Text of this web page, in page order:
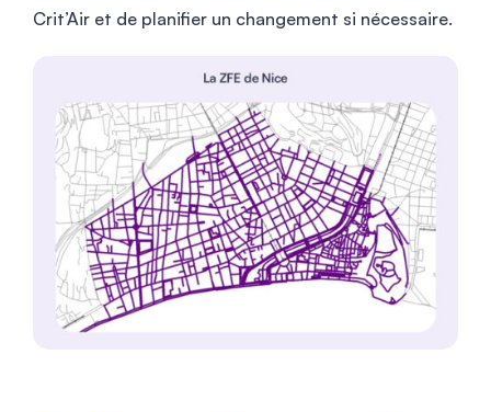
Crit’Air et de planifier un changement si nécessaire.